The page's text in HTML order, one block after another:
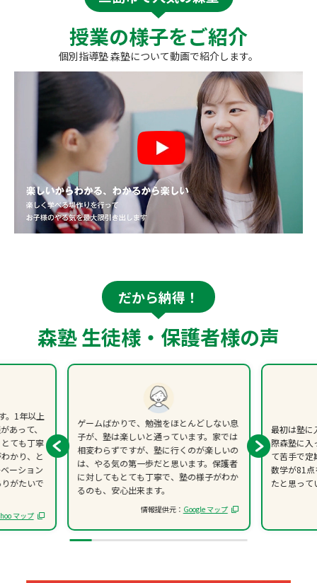
授業の様子をご紹介
個別指導塾 森塾について動画で紹介します。
だから納得！
森塾 生徒様・保護者様の声
。1年以上
あって、
ても丁寧
かり、と
ーション
がたいで
マップ
ゲームばかりで、勉強をほとんどしない息
子が、塾は楽しいと通っています。家では
相変わらずですが、塾に行くのが楽しいの
は、やる気の第一歩だと思います。保護者
に対してもとても丁寧で、塾の様子がわか
るのも、安心出来ます。
情報提供元： Google マップ
最初は塾に
際森塾に入
て苦手で定
数学が81
たと思って